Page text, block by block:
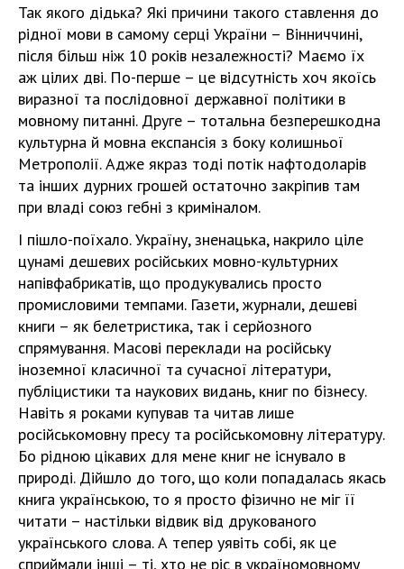
Так якого дідька? Які причини такого ставлення до
рідної мови в самому серці України – Вінниччині,
після більш ніж 10 років незалежності? Маємо їх
аж цілих дві. По-перше – це відсутність хоч якоїсь
виразної та послідовної державної політики в
мовному питанні. Друге – тотальна безперешкодна
культурна й мовна експансія з боку колишньої
Метрополії. Адже якраз тоді потік нафтодоларів
та інших дурних грошей остаточно закріпив там
при владі союз гебні з криміналом.
І пішло-поїхало. Україну, зненацька, накрило ціле
цунамі дешевих російських мовно-культурних
напівфабрикатів, що продукувались просто
промисловими темпами. Газети, журнали, дешеві
книги – як белетристика, так і серйозного
спрямування. Масові переклади на російську
іноземної класичної та сучасної літератури,
публіцистики та наукових видань, книг по бізнесу.
Навіть я роками купував та читав лише
російськомовну пресу та російськомовну літературу.
Бо рідною цікавих для мене книг не існувало в
природі. Дійшло до того, що коли попадалась якась
книга українською, то я просто фізично не міг її
читати – настільки відвик від друкованого
українського слова. А тепер уявіть собі, як це
сприймали інші – ті, хто не ріс в україномовному